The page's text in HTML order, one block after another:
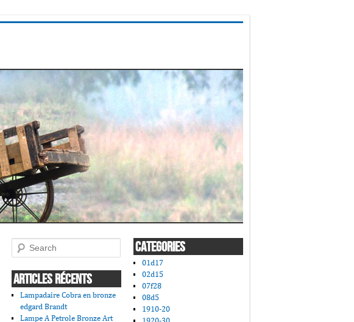
Search
ARTICLES RÉCENTS
Lampadaire Cobra en bronze
edgard Brandt
Lampe A Petrole Bronze Art
CATEGORIES
01d17
02d15
07f28
08d5
1910-20